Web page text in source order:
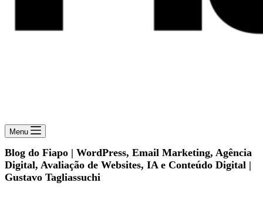
Menu
Blog do Fiapo | WordPress, Email Marketing, Agência
Digital, Avaliação de Websites, IA e Conteúdo Digital |
Gustavo Tagliassuchi